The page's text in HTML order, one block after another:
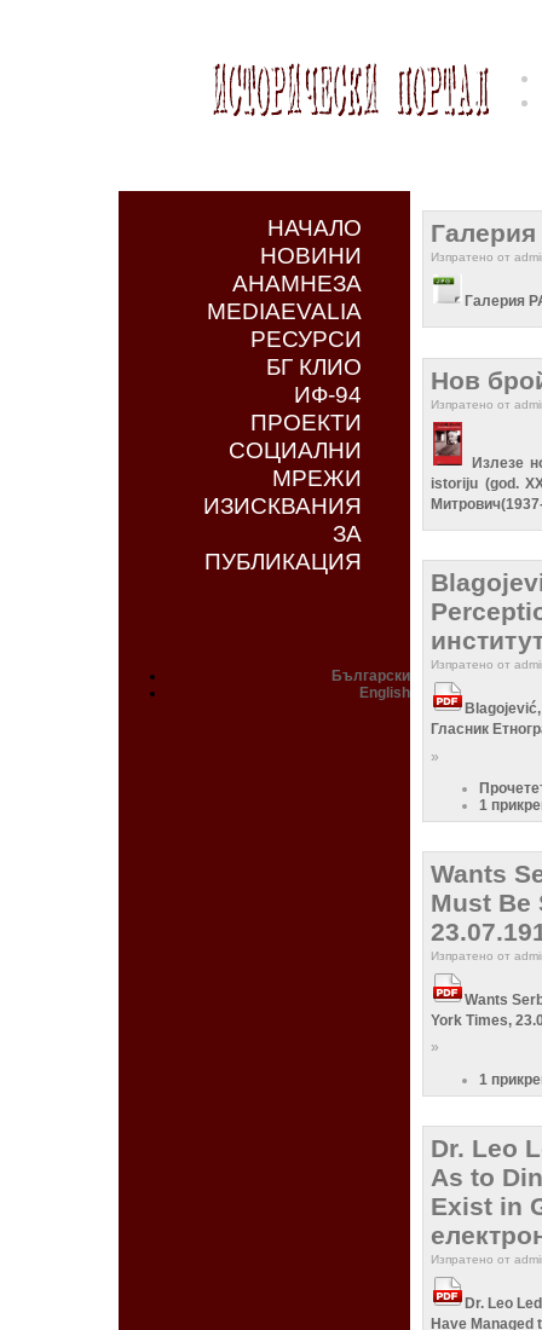
НАЧАЛО
НОВИНИ
АНАМНЕЗА
MEDIAEVALIA
РЕСУРСИ
БГ КЛИО
ИФ-94
ПРОЕКТИ
СОЦИАЛНИ
МРЕЖИ
ИЗИСКВАНИЯ
ЗА
ПУБЛИКАЦИЯ
Български
English
Изпратено от
Галерия
Нов
Изпратено от
Излезе
istoriju (god.
Изпратено от
Гласник
»
1
Wants
Must Be
Изпратено от
Wants
York Times,
»
1
Dr. Leo
As to
Exist in
Изпратено от
Dr. Leo
Have Managed